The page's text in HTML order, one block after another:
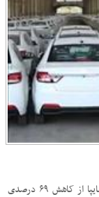
معاون تولید، پشتیبانی و خدمات فنی گروه خودروسازی سایپا از کاهش ۶۹ درصدی